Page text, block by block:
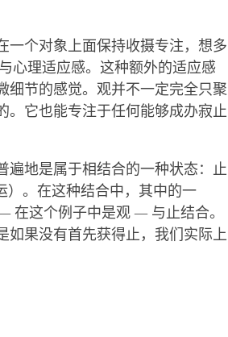
一个对象上面保持收摄专注，想多
心理适应感。这种额外的适应感
细节的感觉。观并不一定完全只聚
。它也能专注于任何能够成办寂止
遍地是属于相结合的一种状态：止
）。在这种结合中，其中的一
这个例子中是观 — 与止结合。
如果没有首先获得止，我们实际上